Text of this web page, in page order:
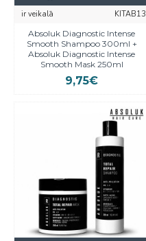
ir veikalā
KITAB13
Absoluk Diagnostic Intense
Smooth Shampoo 300ml +
Absoluk Diagnostic Intense
Smooth Mask 250ml
9,75€